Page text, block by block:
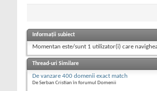
Informații subiect
Momentan este/sunt 1 utilizator(i) care
Thread-uri Similare
De vanzare 400 domenii exact match
De Serban Cristian în forumul Domenii